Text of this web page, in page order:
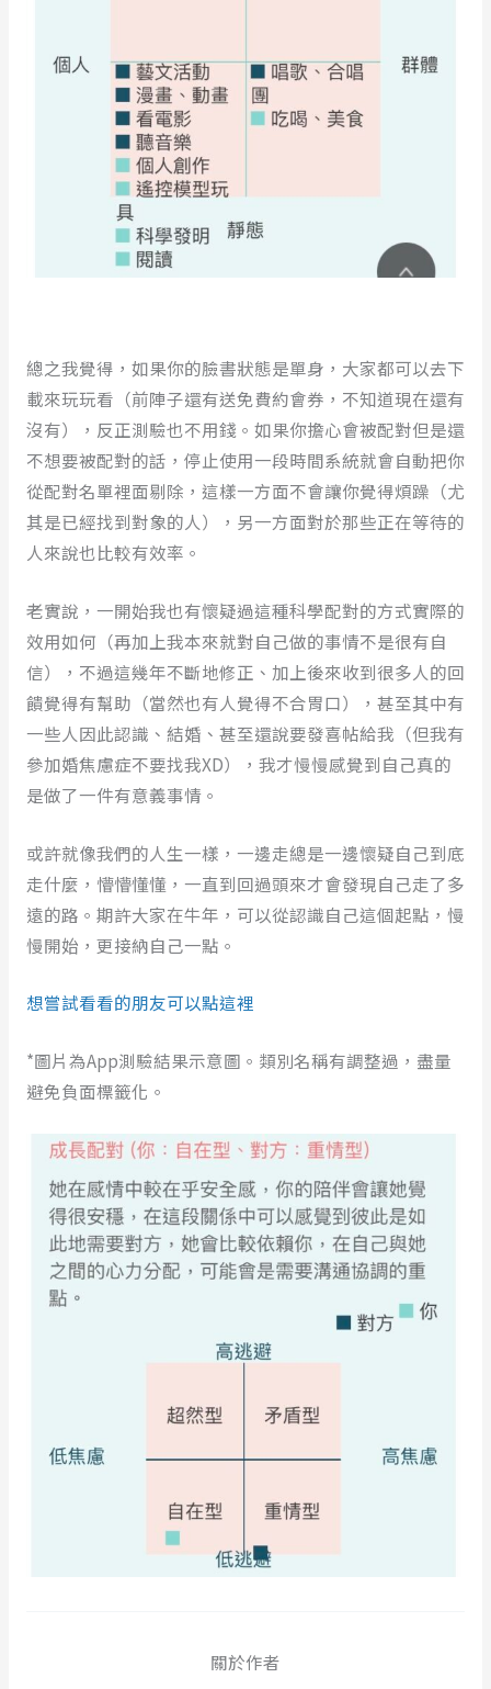
總之我覺得，如果你的臉書狀態是單身，大家都可以去下
載來玩玩看（前陣子還有送免費約會券，不知道現在還有
沒有），反正測驗也不用錢。如果你擔心會被配對但是還
不想要被配對的話，停止使用一段時間系統就會自動把你
從配對名單裡面剔除，這樣一方面不會讓你覺得煩躁（尤
其是已經找到對象的人），另一方面對於那些正在等待的
人來說也比較有效率。
老實說，一開始我也有懷疑過這種科學配對的方式實際的
效用如何（再加上我本來就對自己做的事情不是很有自
信），不過這幾年不斷地修正、加上後來收到很多人的回
饋覺得有幫助（當然也有人覺得不合胃口），甚至其中有
一些人因此認識、結婚、甚至還說要發喜帖給我（但我有
參加婚焦慮症不要找我XD），我才慢慢感覺到自己真的
是做了一件有意義事情。
或許就像我們的人生一樣，一邊走總是一邊懷疑自己到底
走什麼，懵懵懂懂，一直到回過頭來才會發現自己走了多
遠的路。期許大家在牛年，可以從認識自己這個起點，慢
慢開始，更接納自己一點。
想嘗試看看的朋友可以點這裡
*圖片為App測驗結果示意圖。類別名稱有調整過，盡量
避免負面標籤化。
關於作者